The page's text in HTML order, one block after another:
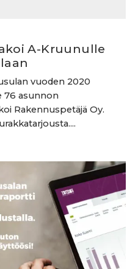
A-Kruunulle
vuoden 2020
76 asunnon
Rakennuspetäjä Oy.